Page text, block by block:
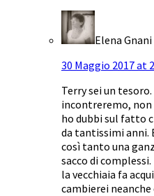
Elena Gnani
30 Maggio 2017 at
Terry sei un
incontreremo, non
ho dubbi sul fatto
da tantissimi anni.
così tanto una
sacco di
la vecchiaia fa
cambierei